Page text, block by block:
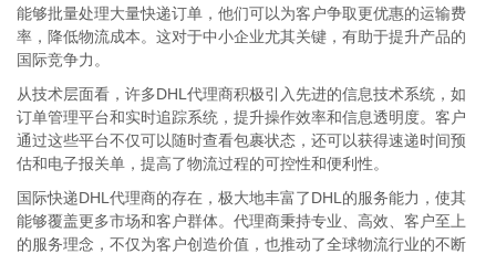
能够批量处理大量快递订单，他们可以为客户争取更优惠的运输费
率，降低物流成本。这对于中小企业尤其关键，有助于提升产品的
国际竞争力。
从技术层面看，许多DHL代理商积极引入先进的信息技术系统，如
订单管理平台和实时追踪系统，提升操作效率和信息透明度。客户
通过这些平台不仅可以随时查看包裹状态，还可以获得速递时间预
估和电子报关单，提高了物流过程的可控性和便利性。
国际快递DHL代理商的存在，极大地丰富了DHL的服务能力，使其
能够覆盖更多市场和客户群体。代理商秉持专业、高效、客户至上
的服务理念，不仅为客户创造价值，也推动了全球物流行业的不断